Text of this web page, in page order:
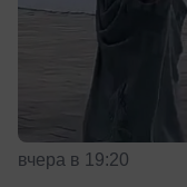
вчера в 19:20